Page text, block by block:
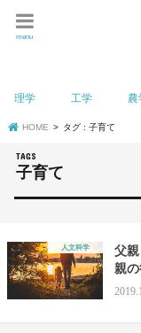
menu
理学 工学 農
HOME タグ : 子育て
子育て
人文科学
父
親